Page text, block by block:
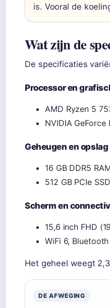
is. Vooral de
Wat zijn de
De specificaties
Processor en
AMD Ryzen 5
NVIDIA
Geheugen en opslag
16 GB DDR5
512 GB PCIe
Scherm en
15,6 inch FHD
WiFi 6,
Het geheel weegt
DE AFWEGING